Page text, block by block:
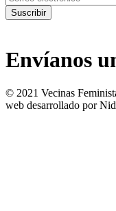
Suscribir
Envíanos
© 2021 Vecinas
web desarrollado por